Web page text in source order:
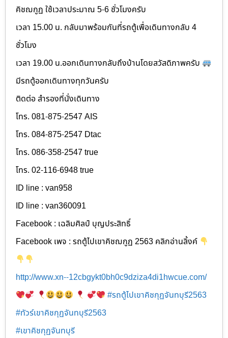
คิชฌกูฏ ใช้เวลาประมาณ 5-6 ชั่วโมงครับ
เวลา 15.00 น. กลับมาพร้อมกันที่รถตู้เพื่อเดินทางกลับ 4
ชั่วโมง
เวลา 19.00 น.ออกเดินทางกลับถึงบ้านโดยสวัสดิภาพครับ
มีรถตู้ออกเดินทางทุกวันครับ
ติดต่อ สำรองที่นั่งเดินทาง
โทร. 081-875-2547 AIS
โทร. 084-875-2547 Dtac
โทร. 086-358-2547 true
โทร. 02-116-6948 true
ID line : van958
ID line : van360091
Facebook : เฉลิมศิลป์ บุญประสิทธิ์
Facebook เพจ : รถตู้ไปเขาคิชฌกูฏ 2563 คลิกอ่านลิ้งค์
http://www.xn--12cbgykt0bh0c9dziza4di1hwcue.com/
#รถตู้ไปเขาคิชกุฏจันทบุรี2563
#ทัวร์เขาคิชกุฏจันทบุรี2563
#เขาคิชกุฏจันทบุรี